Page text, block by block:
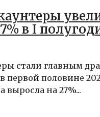
в I
стали главным
первой половине
выросла на 27%...